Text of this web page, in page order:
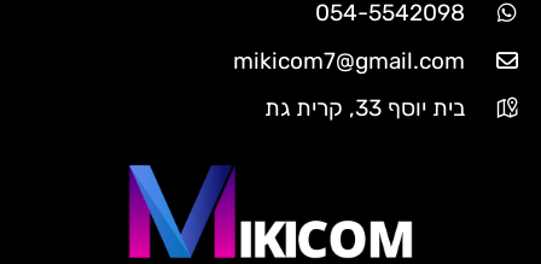
054-5542098
mikicom7@gmail.com
בית יוסף 33, קרית גת